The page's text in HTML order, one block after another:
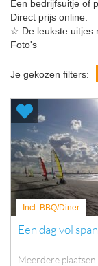
Een bedrijfsuitje of
Direct prijs online.
☆ De leukste uitjes
Foto's
Je gekozen filters:
Incl. BBQ/Diner
Een dag vol
Meerdere plaatsen